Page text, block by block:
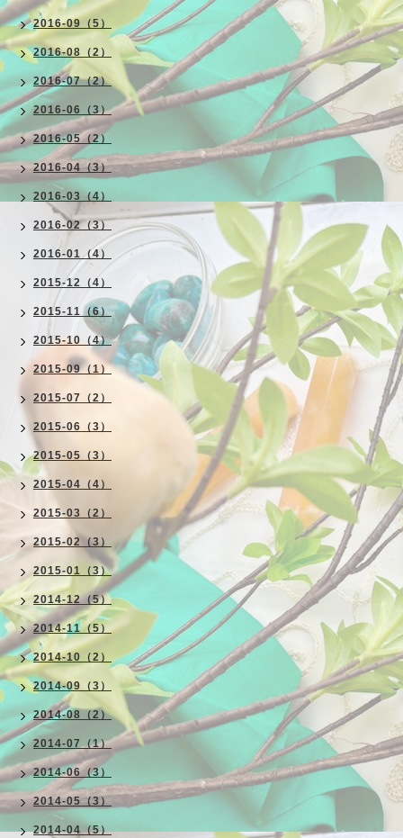
2016-09（5）
2016-08（2）
2016-07（2）
2016-06（3）
2016-05（2）
2016-04（3）
2016-03（4）
2016-02（3）
2016-01（4）
2015-12（4）
2015-11（6）
2015-10（4）
2015-09（1）
2015-07（2）
2015-06（3）
2015-05（3）
2015-04（4）
2015-03（2）
2015-02（3）
2015-01（3）
2014-12（5）
2014-11（5）
2014-10（2）
2014-09（3）
2014-08（2）
2014-07（1）
2014-06（3）
2014-05（3）
2014-04（5）